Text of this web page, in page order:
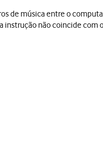
de música entre o
não coincide com